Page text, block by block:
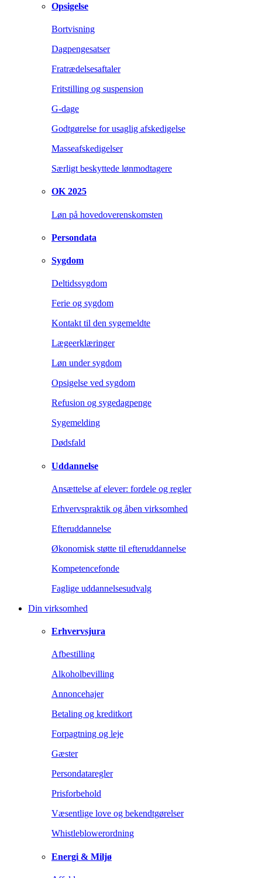
Opsigelse
Bortvisning
Dagpengesatser
Fratrædelsesaftaler
Fritstilling og suspension
G-dage
Godtgørelse for usaglig afskedigelse
Masseafskedigelser
Særligt beskyttede lønmodtagere
OK 2025
Løn på hovedoverenskomsten
Persondata
Sygdom
Deltidssygdom
Ferie og sygdom
Kontakt til den sygemeldte
Lægeerklæringer
Løn under sygdom
Opsigelse ved sygdom
Refusion og sygedagpenge
Sygemelding
Dødsfald
Uddannelse
Ansættelse af elever: fordele og regler
Erhvervspraktik og åben virksomhed
Efteruddannelse
Økonomisk støtte til efteruddannelse
Kompetencefonde
Faglige uddannelsesudvalg
Din virksomhed
Erhvervsjura
Afbestilling
Alkoholbevilling
Annoncehajer
Betaling og kreditkort
Forpagtning og leje
Gæster
Persondataregler
Prisforbehold
Væsentlige love og bekendtgørelser
Whistleblowerordning
Energi & Miljø